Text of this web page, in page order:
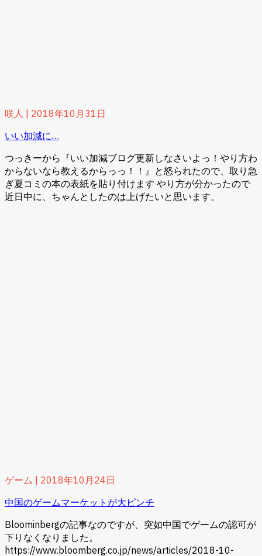
咲人 | 2018年10月31日
いい加減に…
つっきーから『いい加減ブログ更新しなさいよっ！やり方わ
からないなら教えるからっっ！！』と怒られたので、取り急
ぎ夏コミの本の表紙を貼り付けます やり方が分かったので
近日中に、ちゃんとしたのは上げたいと思います。
ゲーム | 2018年10月24日
中国のゲームマーケットが大ピンチ
Bloominbergの記事なのですが、突如中国でゲームの認可が
下りなくなりました。
https://www.bloomberg.co.jp/news/articles/2018-10-